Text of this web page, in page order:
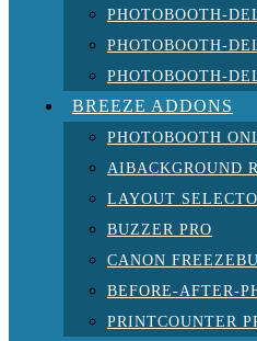
PHOTOBOOTH-
PHOTOBOOTH-
PHOTOBOOTH-
BREEZE ADDONS
PHOTOBOOTH
AIBACKGROUND
LAYOUT
BUZZER PRO
CANON
BEFORE-AFTER-
PRINTCOUNTER